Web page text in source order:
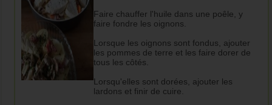
Faire chauffer l'huile dans une poêle, y
faire fondre les oignons.
Lorsque les oignons sont fondus, ajouter
les pommes de terre et les faire dorer de
tous les côtés.
Lorsqu'elles sont dorées, ajouter les
lardons et finir de cuire.